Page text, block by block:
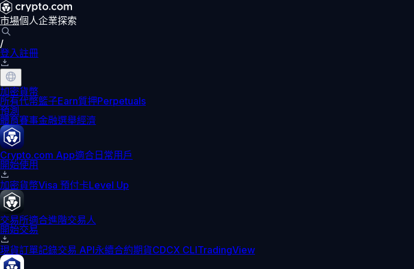
市場個人企業探索
/
登入註冊
加密貨幣
所有代幣籃子Earn質押Perpetuals
預測
體育賽事金融選舉經濟
Crypto.com App適合日常用戶
開始使用
加密貨幣Visa 預付卡Level Up
交易所適合進階交易人
開始交易
現貨訂單記錄交易 API永續合約期貨CDCX CLITradingView